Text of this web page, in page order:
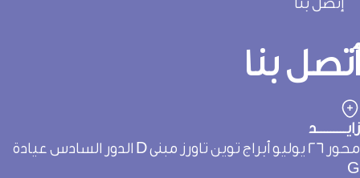
بنا
محور 26 يوليو أبراج توين تاورز مبنى D الدور السادس عيادة